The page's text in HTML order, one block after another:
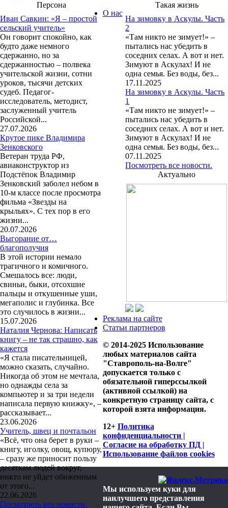
Персона
Иван Савкин: «Я – простой
сельский учитель»
Он говорит спокойно, как
будто даже немного
сдержанно, но за
сдержанностью – полвека
учительской жизни, сотни
уроков, тысячи детских
судеб. Педагог-
исследователь, методист,
заслуженный учитель
Российской...
27.07.2026
Крутое пике Владимира
Зенковского
Ветеран труда РФ,
авиаконструктор из
Подстёпок Владимир
Зенковский заболел небом в
10-м классе после просмотра
фильма «Звезды на
крыльях». С тех пор в его
жизни...
20.07.2026
Выгорание от…
благополучия
В этой истории немало
трагичного и комичного.
Смешалось все: люди,
свиньи, быки, отсохшие
пальцы и откушенные уши,
мегаполис и глубинка. Все
это случилось в жизни...
15.07.2026
Наталия Чернова: Написать
книгу – не так страшно, как
кажется
«Я стала писательницей,
можно сказать, случайно.
Никогда об этом не мечтала,
но однажды села за
компьютер и за три недели
написала первую книжку», –
рассказывает...
23.06.2026
Учитель, швец и почтальон
«Всё, что она берет в руки –
книгу, иголку, овощ, купюру,
– сразу же приносит пользу
десяткам людей вокруг,
никто не уйдет обиженным
от этого...
22.06.2026
Посмотреть все новости.
Такая жизнь
На зимовку в Аскулы. Часть
2
«Там никто не зимует!» –
пытались нас убедить в
соседних селах. А вот и нет.
Зимуют в Аскулах! И не
одна семья. Без воды, без...
17.11.2025
На зимовку в Аскулы. Часть
1
«Там никто не зимует!» –
пытались нас убедить в
соседних селах. А вот и нет.
Зимуют в Аскулах! И не
одна семья. Без воды, без...
07.11.2025
Посмотреть все новости.
Актуально
О нас
Реклама на сайте
Статьи партнеров
© 2014-2025 Использование
любых материалов сайта
"Ставрополь-на-Волге"
допускается только с
обязательной гиперссылкой
(активной ссылкой) на
конкретную страницу сайта, с
которой взята информация.
12+ Политика
конфиденциальности |
Согласие на обработку ПД |
Использование файлов cookies
Мы используем куки для
наилучшего представления